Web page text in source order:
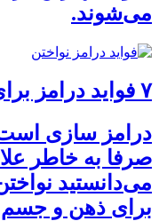
می‌شوند.
۷ فواید درامز برای ذهن و جسم
درامز سازی است
صرفا به خاطر
می‌دانستید
برای ذهن و جسم